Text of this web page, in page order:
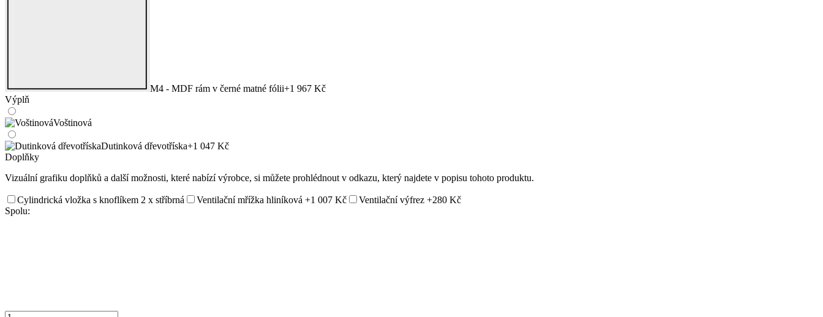
M4 - MDF rám v černé matné fólii+1 967 Kč
Výplň
Voštinová
Dutinková dřevotříska+1 047 Kč
Doplňky
Vizuální grafiku doplňků a další možnosti, které nabízí výrobce, si můžete prohlédnout v odkazu, který najdete v popisu tohoto produktu.
Cylindrická vložka s knoflíkem 2 x stříbrná Ventilační mřížka hliníková +1 007 Kč Ventilační výfrez +280 Kč
Spolu: